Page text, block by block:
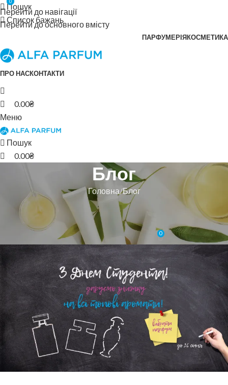
Перейти до навігації
Перейти до основного вмісту
Пошук
Список бажань
ПАРФУМЕРІЯКОСМЕТИКА
ПРО НАСКОНТАКТИ
0
0.00₴
Меню
Пошук
0
0.00₴
Блог
Головна Блог
БЛОГ
Акція до Дня Студента!
Увімкнено 20 Січня, 2021 0